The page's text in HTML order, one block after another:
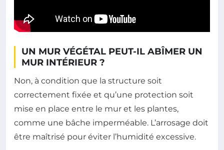
UN MUR VÉGÉTAL PEUT-IL ABÎMER UN
MUR INTÉRIEUR ?
Non, à condition que la structure soit
correctement fixée et qu’une protection soit
mise en place entre le mur et les plantes,
comme une bâche imperméable. L’arrosage doit
être maîtrisé pour éviter l’humidité excessive.